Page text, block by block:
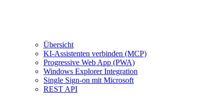
Übersicht
KI-Assistenten verbinden (MCP)
Progressive Web App (PWA)
Windows Explorer Integration
Single Sign-on mit Microsoft
REST API